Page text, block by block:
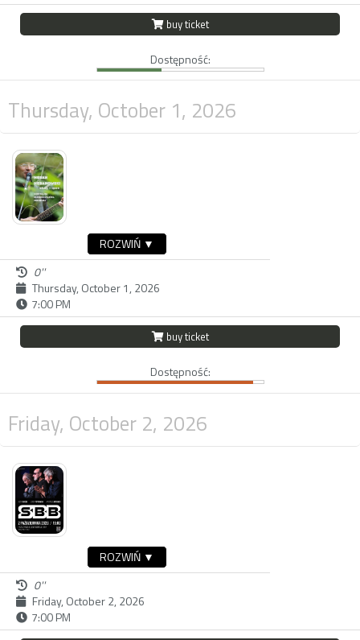
buy ticket
Dostępność:
Thursday, October 1, 2026
ROZWIŃ ▼
0''
Thursday, October 1, 2026
7:00 PM
buy ticket
Dostępność:
Friday, October 2, 2026
ROZWIŃ ▼
0''
Friday, October 2, 2026
7:00 PM